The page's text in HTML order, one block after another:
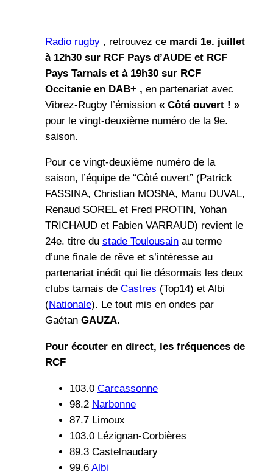
Radio rugby, retrouvez ce mardi 1e. juillet
à 12h30 sur RCF Pays d’AUDE et RCF
Pays Tarnais et à 19h30 sur RCF
Occitanie en DAB+ , en partenariat avec
Vibrez-Rugby l’émission « Côté ouvert ! »
pour le vingt-deuxième numéro de la 9e.
saison.
Pour ce vingt-deuxième numéro de la
saison, l’équipe de “Côté ouvert” (Patrick
FASSINA, Christian MOSNA, Manu DUVAL,
Renaud SOREL et Fred PROTIN, Yohan
TRICHAUD et Fabien VARRAUD) revient le
24e. titre du stade Toulousainau terme
d’une finale de rêve et s’intéresse au
partenariat inédit qui lie désormais les deux
clubs tarnais de Castres (Top14) et Albi
(Nationale). Le tout mis en ondes par
Gaétan GAUZA.
Pour écouter en direct, les fréquences de
RCF
103.0 Carcassonne
98.2 Narbonne
87.7 Limoux
103.0 Lézignan-Corbières
89.3 Castelnaudary
99.6 Albi